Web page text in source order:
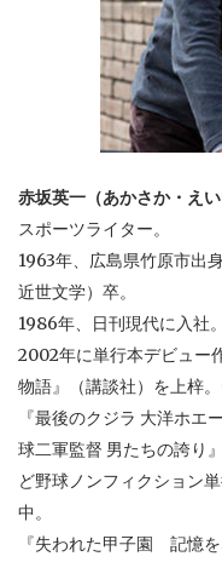
赤坂英一（あかさか・えい
スポーツライター。
1963年、広島県竹原市出
近世文学）卒。
1986年、日刊現代に入社
2002年に単行本デビュー
物語』（講談社）を上梓。
『最後のクジラ 大洋ホエ
球二軍監督 男たちの誇り
ど野球ノンフィクション
中。
『失われた甲子園 記憶